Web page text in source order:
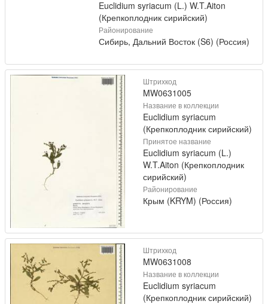
Euclidium syriacum (L.) W.T.Aiton
(Крепкоплодник сирийский)
Районирование
Сибирь, Дальний Восток (S6) (Россия)
Штрихкод
MW0631005
Название в коллекции
Euclidium syriacum
(Крепкоплодник сирийский)
Принятое название
Euclidium syriacum (L.)
W.T.Aiton (Крепкоплодник
сирийский)
Районирование
Крым (KRYM) (Россия)
Штрихкод
MW0631008
Название в коллекции
Euclidium syriacum
(Крепкоплодник сирийский)